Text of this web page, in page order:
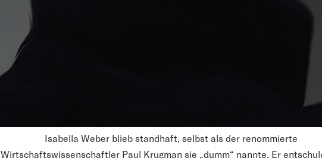
Isabella Weber blieb standhaft, selbst als der renommierte
Wirtschaftswissenschaftler Paul Krugman sie „dumm“ nannte. Er